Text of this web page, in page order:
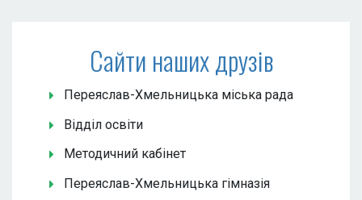
Сайти наших друзів
Переяслав-Хмельницька міська рада
Відділ освіти
Методичний кабінет
Переяслав-Хмельницька гімназія